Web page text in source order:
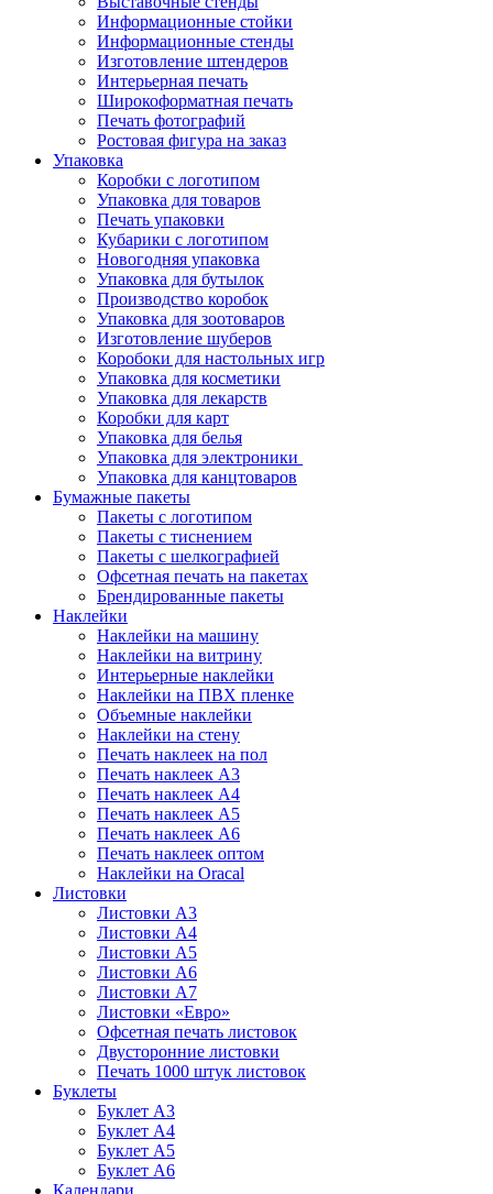
Информационные стойки
Информационные стенды
Изготовление штендеров
Интерьерная печать
Широкоформатная печать
Печать фотографий
Ростовая фигура на заказ
Упаковка
Коробки с логотипом
Упаковка для товаров
Печать упаковки
Кубарики с логотипом
Новогодняя упаковка
Упаковка для бутылок
Производство коробок
Упаковка для зоотоваров
Изготовление шуберов
Коробоки для настольных игр
Упаковка для косметики
Упаковка для лекарств
Коробки для карт
Упаковка для белья
Упаковка для электроники
Упаковка для канцтоваров
Бумажные пакеты
Пакеты с логотипом
Пакеты с тиснением
Пакеты с шелкографией
Офсетная печать на пакетах
Брендированные пакеты
Наклейки
Наклейки на машину
Наклейки на витрину
Интерьерные наклейки
Наклейки на ПВХ пленке
Объемные наклейки
Наклейки на стену
Печать наклеек на пол
Печать наклеек А3
Печать наклеек А4
Печать наклеек А5
Печать наклеек А6
Печать наклеек оптом
Наклейки на Oracal
Листовки
Листовки А3
Листовки А4
Листовки А5
Листовки А6
Листовки А7
Листовки «Евро»
Офсетная печать листовок
Двусторонние листовки
Печать 1000 штук листовок
Буклеты
Буклет А3
Буклет А4
Буклет А5
Буклет А6
Календари